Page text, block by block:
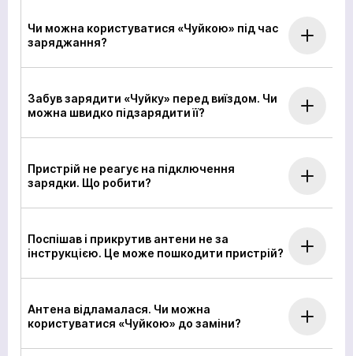
Чи можна користуватися «Чуйкою» під час
заряджання?
Забув зарядити «Чуйку» перед виїздом. Чи
можна швидко підзарядити її?
Пристрій не реагує на підключення
зарядки. Що робити?
Поспішав і прикрутив антени не за
інструкцією. Це може пошкодити пристрій?
Антена відламалася. Чи можна
користуватися «Чуйкою» до заміни?